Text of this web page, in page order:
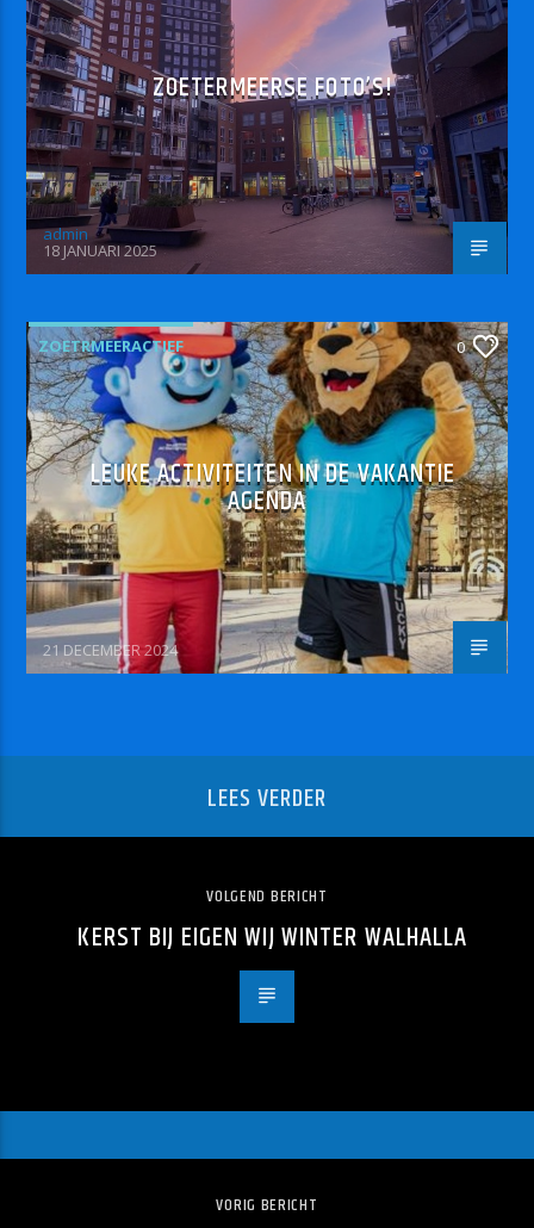
ZOETERMEERSE FOTO’S!
admin
18 JANUARI 2025
ZOETRMEERACTIEF 0
LEUKE ACTIVITEITEN IN DE VAKANTIE
AGENDA
21 DECEMBER 2024
LEES VERDER
VOLGEND BERICHT
KERST BIJ EIGEN WIJ WINTER WALHALLA
VORIG BERICHT